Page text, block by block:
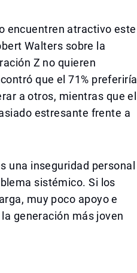
encuentren atractivo este
Walters sobre la
Z no quieren
que el 71% preferiría
a otros, mientras que el
estresante frente a
una inseguridad personal
sistémico. Si los
muy poco apoyo e
generación más joven